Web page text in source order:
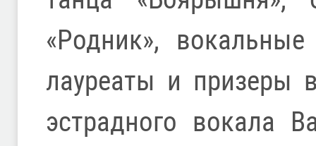
«Родник»,
лауреаты и призеры
эстрадного вокала